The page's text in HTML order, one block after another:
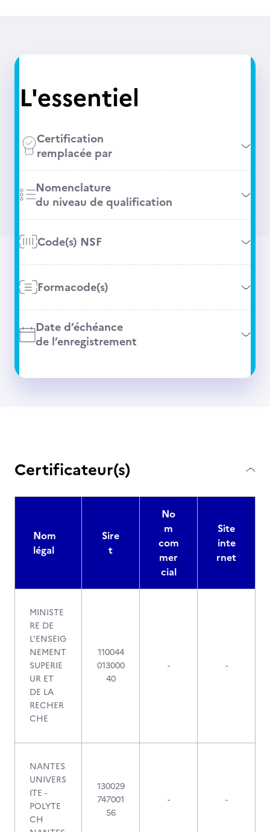
L'essentiel
Certification
remplacée par
Nomenclature
du niveau de qualification
Code(s) NSF
Formacode(s)
Date d’échéance
de l’enregistrement
Certificateur(s)
Nom
légal
Sire
t
No
m
com
mer
cial
Site
inte
rnet
MINISTE
RE DE
L'ENSEIG
NEMENT
SUPERIE
UR ET
DE LA
RECHER
CHE
110044
013000
40
- -
NANTES
UNIVERS
ITE -
POLYTE
CH
130029
747001
56
- -